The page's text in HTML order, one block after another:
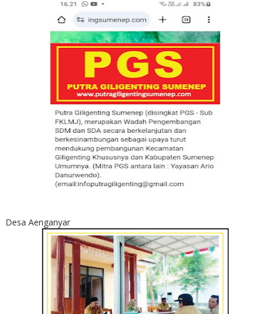
Desa Aenganyar